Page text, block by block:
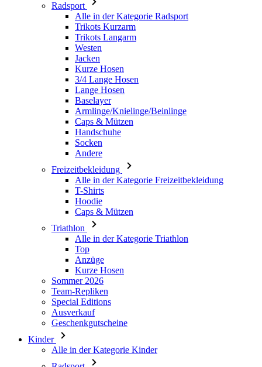
Radsport
Alle in der Kategorie Radsport
Trikots Kurzarm
Trikots Langarm
Westen
Jacken
Kurze Hosen
3/4 Lange Hosen
Lange Hosen
Baselayer
Armlinge/Knielinge/Beinlinge
Caps & Mützen
Handschuhe
Socken
Andere
Freizeitbekleidung
Alle in der Kategorie Freizeitbekleidung
T-Shirts
Hoodie
Caps & Mützen
Triathlon
Alle in der Kategorie Triathlon
Top
Anzüge
Kurze Hosen
Sommer 2026
Team-Repliken
Special Editions
Ausverkauf
Geschenkgutscheine
Kinder
Alle in der Kategorie Kinder